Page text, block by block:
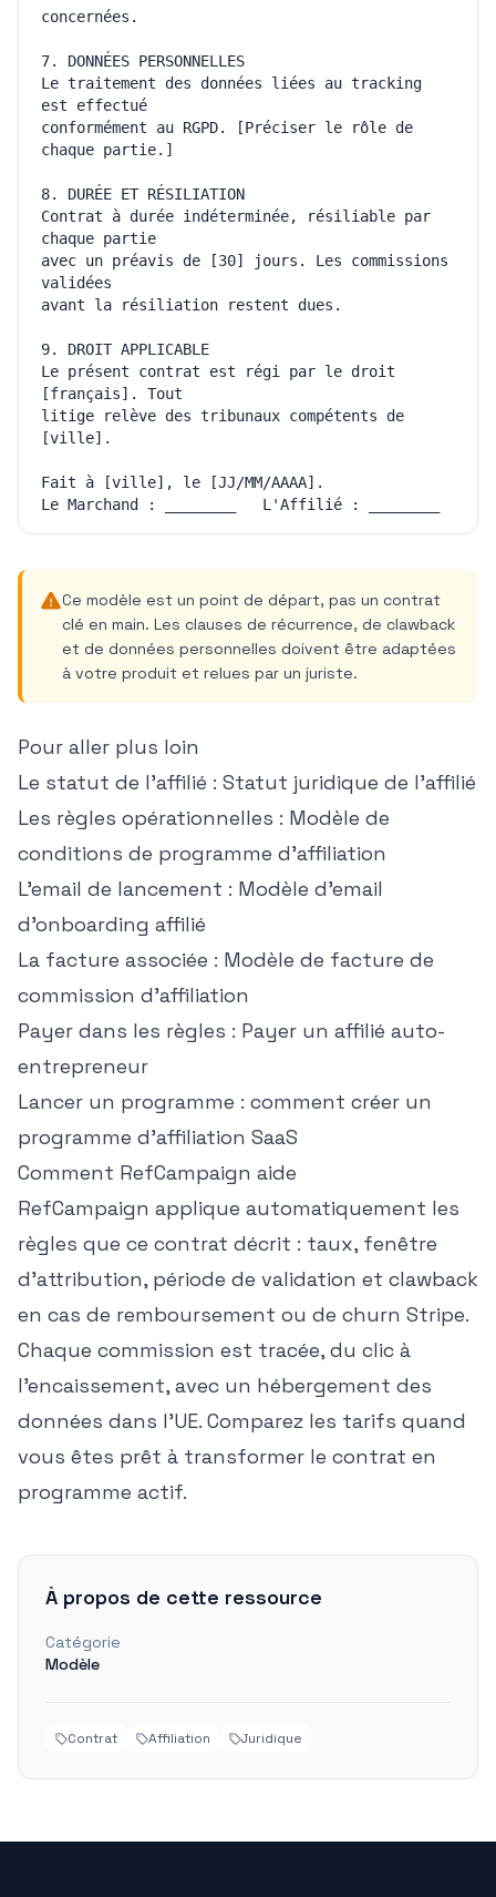
Le traitement des données liées au tracking
conformément au RGPD. [Préciser le rôle de
Contrat à durée indéterminée, résiliable par
avec un préavis de [30] jours. Les commissions
Le présent contrat est régi par le droit
litige relève des tribunaux compétents de
Ce modèle est un point de départ, pas un contrat
clé en main. Les clauses de récurrence, de clawback
et de données personnelles doivent être adaptées
à votre produit et relues par un juriste.
Pour aller plus loin
Le statut de l'affilié : Statut juridique de l'affilié
Les règles opérationnelles : Modèle de
conditions de programme d'affiliation
L'email de lancement : Modèle d'email
d'onboarding affilié
La facture associée : Modèle de facture de
commission d'affiliation
Payer dans les règles : Payer un affilié auto-
entrepreneur
Lancer un programme : comment créer un
programme d'affiliation SaaS
Comment RefCampaign aide
RefCampaign applique automatiquement les
règles que ce contrat décrit : taux, fenêtre
d'attribution, période de validation et clawback
en cas de remboursement ou de churn Stripe.
Chaque commission est tracée, du clic à
l'encaissement, avec un hébergement des
données dans l'UE. Comparez les tarifs quand
vous êtes prêt à transformer le contrat en
programme actif.
À propos de cette ressource
Catégorie
Modèle
Contrat Affiliation Juridique